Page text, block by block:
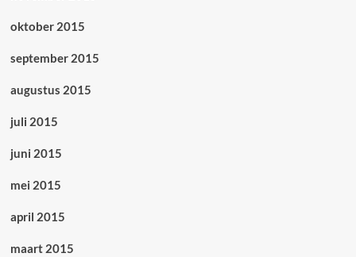
oktober 2015
september 2015
augustus 2015
juli 2015
juni 2015
mei 2015
april 2015
maart 2015